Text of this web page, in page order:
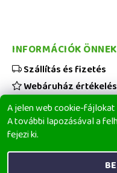
A jelen web cookie-fájlokat
A további lapozásával a
fejezi ki.
INFORMÁCIÓK ÖNNEK
Szállítás és fizetés
Webáruház
Viszonteladóknak
Üzleti feltételek
Elérhetőségeink